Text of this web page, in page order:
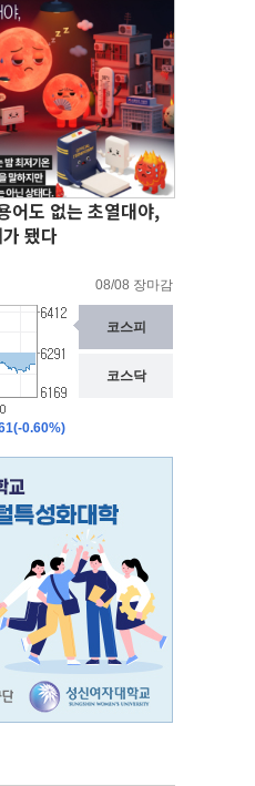
어도 없는 초열대야,
됐다